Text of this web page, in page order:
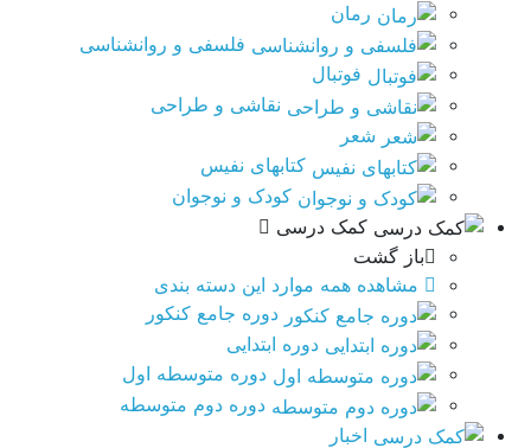
رمان
فلسفی و روانشناسی
فوتبال
نقاشی و طراحی
شعر
کتابهای نفیس
کودک و نوجوان
کمک درسی
باز گشت
مشاهده همه موارد این دسته بندی
دوره جامع کنکور
دوره ابتدایی
دوره متوسطه اول
دوره دوم متوسطه
اخبار